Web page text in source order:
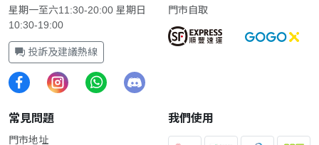
星期一至六11:30-20:00 星期日
10:30-19:00
投訴及建議熱線
門市自取
常見問題
門市地址
我們使用